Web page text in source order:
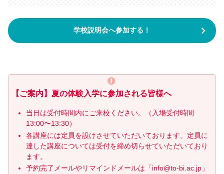
学校説明会へ参加する！
【ご案内】夏の体験入学に参加される皆様へ
当日は受付時間内にご来校ください。（入場受付時間
13:00〜13:30）
各講座には定員を設けさせていただいております。定員に
達した講座については受付を締め切らせていただいており
ます。
予約完了メールやリマインドメールは「info@to-bi.ac.jp」